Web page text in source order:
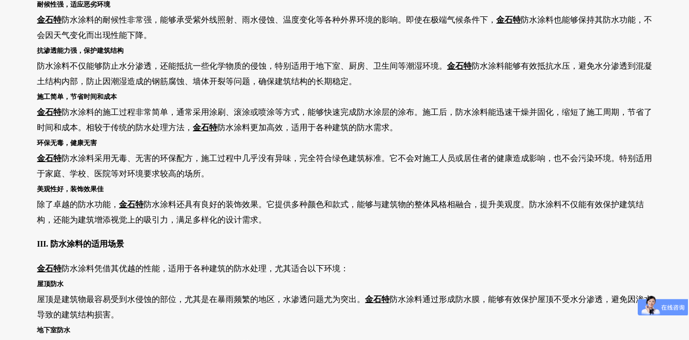
耐候性强，适应恶劣环境
金石特防水涂料的耐候性非常强，能够承受紫外线照射、雨水侵蚀、温度变化等各种外界环境的影响。即使在极端气候条件下， 金石特防水涂料也能够保持其防水功能，不
会因天气变化而出现性能下降。
抗渗透能力强，保护建筑结构
防水涂料不仅能够防止水分渗透，还能抵抗一些化学物质的侵蚀，特别适用于地下室、厨房、卫生间等潮湿环境。 金石特防水涂料能够有效抵抗水压，避免水分渗透到混凝
土结构内部，防止因潮湿造成的钢筋腐蚀、墙体开裂等问题，确保建筑结构的长期稳定。
施工简单，节省时间和成本
金石特防水涂料的施工过程非常简单，通常采用涂刷、滚涂或喷涂等方式，能够快速完成防水涂层的涂布。施工后，防水涂料能迅速干燥并固化，缩短了施工周期，节省了
时间和成本。相较于传统的防水处理方法， 金石特防水涂料更加高效，适用于各种建筑的防水需求。
环保无毒，健康无害
金石特防水涂料采用无毒、无害的环保配方，施工过程中几乎没有异味，完全符合绿色建筑标准。它不会对施工人员或居住者的健康造成影响，也不会污染环境。特别适用
于家庭、学校、医院等对环境要求较高的场所。
美观性好，装饰效果佳
除了卓越的防水功能， 金石特防水涂料还具有良好的装饰效果。它提供多种颜色和款式，能够与建筑物的整体风格相融合，提升美观度。防水涂料不仅能有效保护建筑结
构，还能为建筑增添视觉上的吸引力，满足多样化的设计需求。
III. 防水涂料的适用场景
金石特防水涂料凭借其优越的性能，适用于各种建筑的防水处理，尤其适合以下环境：
屋顶防水
屋顶是建筑物最容易受到水侵蚀的部位，尤其是在暴雨频繁的地区，水渗透问题尤为突出。 金石特防水涂料通过形成防水膜，能够有效保护屋顶不受水分渗透，避免因渗水
导致的建筑结构损害。
地下室防水